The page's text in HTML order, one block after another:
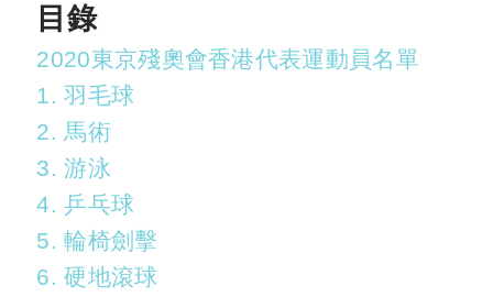
目錄
2020東京殘奧會香港代表運動員名單
1. 羽毛球
2. 馬術
3. 游泳
4. 乒乓球
5. 輪椅劍擊
6. 硬地滾球